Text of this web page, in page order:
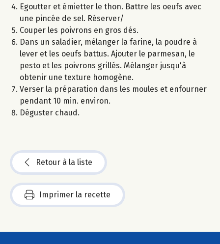
Egoutter et émietter le thon. Battre les oeufs avec
une pincée de sel. Réserver/
Couper les poivrons en gros dés.
Dans un saladier, mélanger la farine, la poudre à
lever et les oeufs battus. Ajouter le parmesan, le
pesto et les poivrons grillés. Mélanger jusqu'à
obtenir une texture homogène.
Verser la préparation dans les moules et enfourner
pendant 10 min. environ.
Déguster chaud.
Retour à la liste
Imprimer la recette